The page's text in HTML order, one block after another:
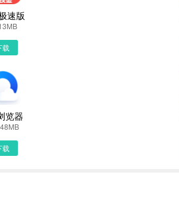
下载链接，有安全下载和普通下载，能选择安
喜爱可改可不改，这边小编选择默认路径。
入欢迎页就可以开始使用了
速版
载
览器
载